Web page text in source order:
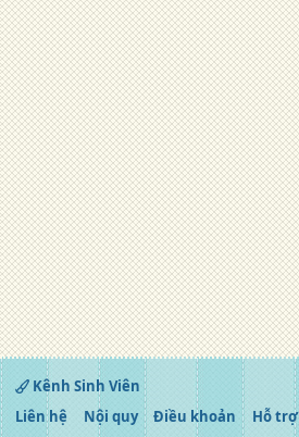
Kênh Sinh Viên
Liên hệ
Nội quy Điều khoản Hỗ trợ